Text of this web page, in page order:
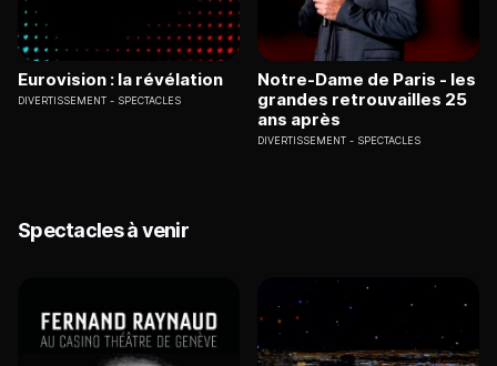
Eurovision : la révélation
DIVERTISSEMENT SPECTACLES
Notre-Dame de Paris - les
grandes retrouvailles 25
ans après
DIVERTISSEMENT SPECTACLES
Spectacles à venir